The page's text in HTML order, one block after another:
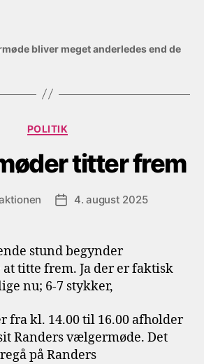
bliver meget anderledes end de
Kategorier
POLITIK
titter frem
Indlægsdato
4. august 2025
stund begynder
titte frem. Ja der er faktisk
nu; 6-7 stykker,
fra kl. 14.00 til 16.00 afholder
Randers vælgermøde. Det
på Randers